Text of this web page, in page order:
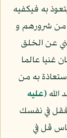
به فيكفيه
من شرورهم و
عن الخلق
غنيا عالما
به من
(عليه
فقل في نفسك
قل في